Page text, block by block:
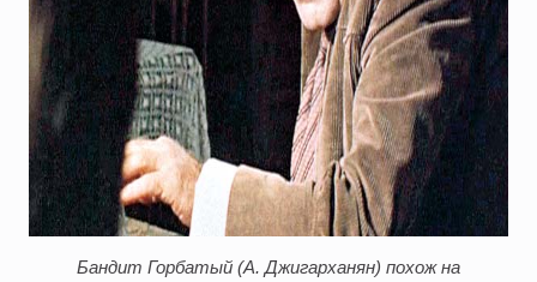
Бандит Горбатый (А. Джигарханян) похож на